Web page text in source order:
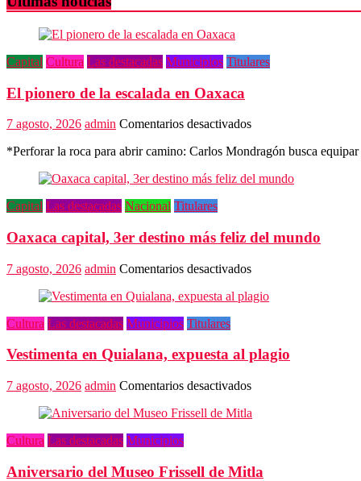
Capital Cultura Las destacadas Municipios Titulares
El pionero de la escalada en Oaxaca
7 agosto, 2026 admin Comentarios desactivadosen
pionero
la
*Perforar la roca para abrir camino: Carlos Mondragón busca equipar
Capital Las destacadas Nacional Titulares
Oaxaca capital, 3er destino más feliz del mundo
7 agosto, 2026 admin Comentarios desactivadosen
capital,
feliz
mundo
Cultura Las destacadas Municipios Titulares
Vestimenta en Quialana, expuesta al plagio
7 agosto, 2026 admin Comentarios desactivadosen
en
plagio
Cultura Las destacadas Municipios
Aniversario del Museo Frissell de Mitla